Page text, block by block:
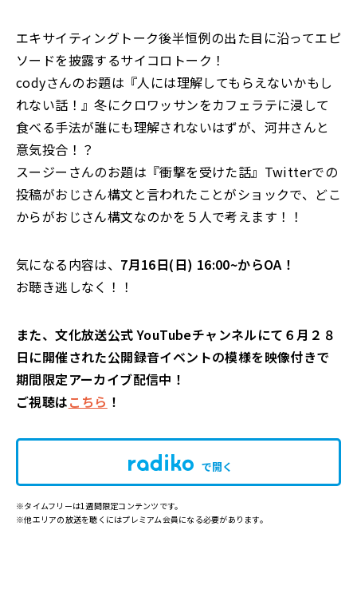
エキサイティングトーク後半恒例の出た目に沿ってエピ
ソードを披露するサイコロトーク！
codyさんのお題は『人には理解してもらえないかもし
れない話！』冬にクロワッサンをカフェラテに浸して
食べる手法が誰にも理解されないはずが、河井さんと
意気投合！？
スージーさんのお題は『衝撃を受けた話』Twitterでの
投稿がおじさん構文と言われたことがショックで、どこ
からがおじさん構文なのかを５人で考えます！！
気になる内容は、 7月16日(日) 16:00~からOA！
お聴き逃しなく！！
また、文化放送公式 YouTubeチャンネルにて６月２８
日に開催された公開録音イベントの模様を映像付きで
期間限定アーカイブ配信中！
ご視聴はこちら ！
で開く
※タイムフリーは1週間限定コンテンツです。
※他エリアの放送を聴くにはプレミアム会員になる必要があります。